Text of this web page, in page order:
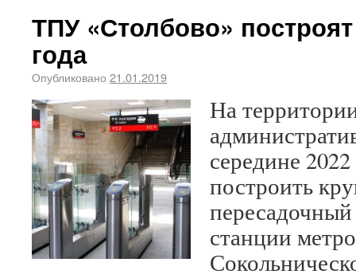
ТПУ «Столбово»
года
Опубликовано 21.01.2019
На
середине
построить
пересадочный
станции